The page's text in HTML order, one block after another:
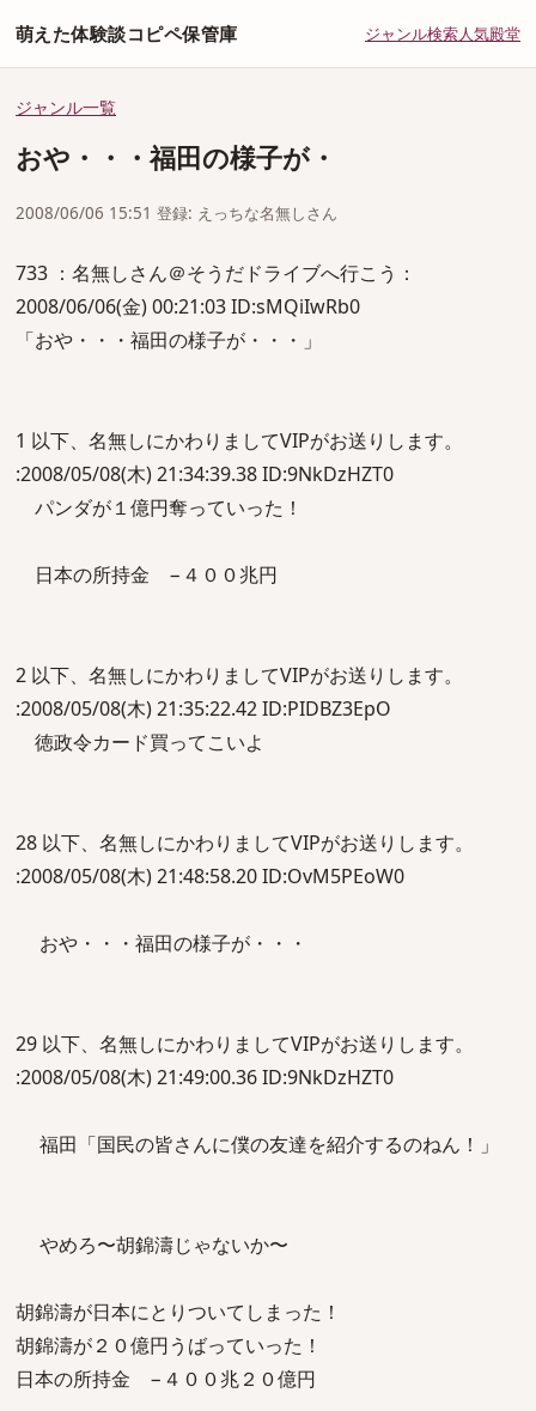
萌えた体験談コピペ保管庫 ジャンル検索人気殿堂
ジャンル一覧
おや・・・福田の様子が・
2008/06/06 15:51 登録: えっちな名無しさん
733 ：名無しさん＠そうだドライブへ行こう：
2008/06/06(金) 00:21:03 ID:sMQiIwRb0
「おや・・・福田の様子が・・・」
1 以下、名無しにかわりましてVIPがお送りします。
:2008/05/08(木) 21:34:39.38 ID:9NkDzHZT0
パンダが１億円奪っていった！
日本の所持金 −４００兆円
2 以下、名無しにかわりましてVIPがお送りします。
:2008/05/08(木) 21:35:22.42 ID:PIDBZ3EpO
徳政令カード買ってこいよ
28 以下、名無しにかわりましてVIPがお送りします。
:2008/05/08(木) 21:48:58.20 ID:OvM5PEoW0
おや・・・福田の様子が・・・
29 以下、名無しにかわりましてVIPがお送りします。
:2008/05/08(木) 21:49:00.36 ID:9NkDzHZT0
福田「国民の皆さんに僕の友達を紹介するのねん！」
やめろ〜胡錦濤じゃないか〜
胡錦濤が日本にとりついてしまった！
胡錦濤が２０億円うばっていった！
日本の所持金 −４００兆２０億円